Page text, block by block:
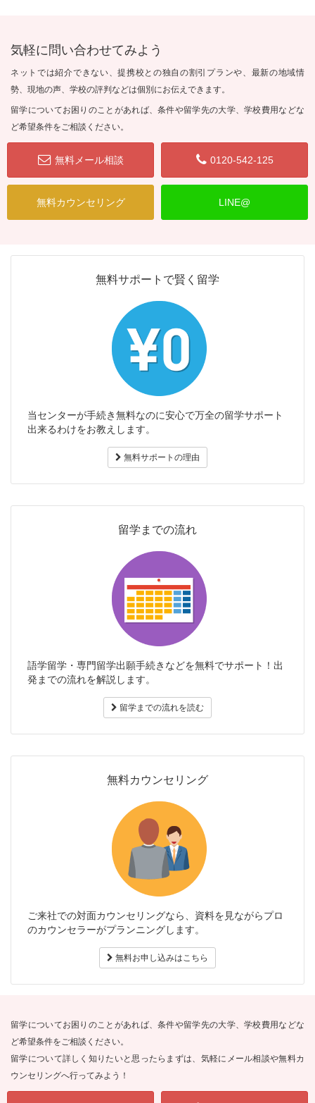
気軽に問い合わせてみよう
ネットでは紹介できない、提携校との独自の割引プランや、最新の地域情
勢、現地の声、学校の評判などは個別にお伝えできます。
留学についてお困りのことがあれば、条件や留学先の大学、学校費用などな
ど希望条件をご相談ください。
無料メール相談 0120-542-125
無料カウンセリング LINE@
無料サポートで賢く留学
当センターが手続き無料なのに安心で万全の留学サポート
出来るわけをお教えします。
無料サポートの理由
留学までの流れ
語学留学・専門留学出願手続きなどを無料でサポート！出
発までの流れを解説します。
留学までの流れを読む
無料カウンセリング
ご来社での対面カウンセリングなら、資料を見ながらプロ
のカウンセラーがプランニングします。
無料お申し込みはこちら
留学についてお困りのことがあれば、条件や留学先の大学、学校費用などな
ど希望条件をご相談ください。
留学について詳しく知りたいと思ったらまずは、気軽にメール相談や無料カ
ウンセリングへ行ってみよう！